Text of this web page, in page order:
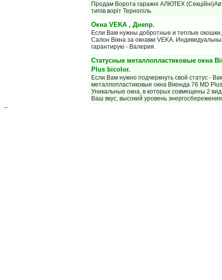
Продам Ворота гаражні АЛЮТЕХ
типів воріт Тернопіль
Окна VEKA , Днепр.
Если Вам нужны добротные и теплые
Салон Вiкна за окнами VEKA.
гарантирую - Валерия.
Статусные металлопластиковые окна
Plus bicolor.
Если Вам нужно подчеркнуть свой статус -
металлопластиковые окна Віконда 76 MD
Уникальные окна, в которых совмещены 2
Ваш вкус, высокий уровень
--